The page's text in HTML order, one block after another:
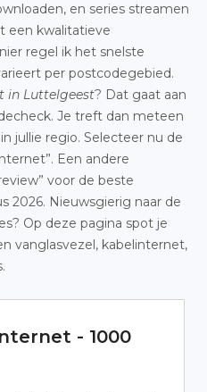
en series streamen
een kwalitatieve
regel ik het snelste
per postcodegebied.
in Luttelgeest? Dat gaat aan
Je treft dan meteen
jullie regio. Selecteer nu de
Een andere
voor de beste
2026. Nieuwsgierig naar de
Op deze pagina spot je
vanglasvezel, kabelinternet,
- 1000